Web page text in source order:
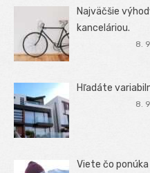
Najväčšie
kanceláriou.
8.
Hľadáte
8.
Viete čo